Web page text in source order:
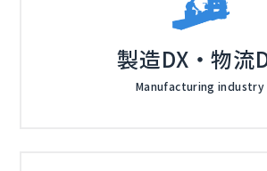
多くの企業が“勤怠管理の運用定着”に
か」、「現場が使い続けるシステムに
とは」、「カスタマイズ×低コストで“
管理”を構築する方法」を中心に、500
業が直面する課題を具体的に解決する
製造DX・物流
Manufacturing industry